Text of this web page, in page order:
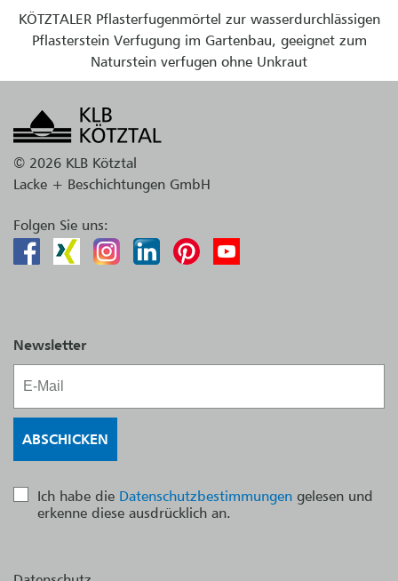
KÖTZTALER Pflasterfugenmörtel zur wasserdurchlässigen
Pflasterstein Verfugung im Gartenbau, geeignet zum
Naturstein verfugen ohne Unkraut
© 2026 KLB Kötztal
Lacke + Beschichtungen GmbH
Folgen Sie uns:
Newsletter
Ich habe die Datenschutzbestimmungen gelesen und
erkenne diese ausdrücklich an.